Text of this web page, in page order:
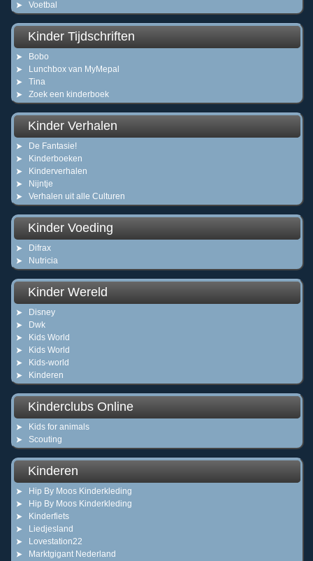
Voetbal
Kinder Tijdschriften
Bobo
Lunchbox van MyMepal
Tina
Zoek een kinderboek
Kinder Verhalen
De Fantasie!
Kinderboeken
Kinderverhalen
Nijntje
Verhalen uit alle Culturen
Kinder Voeding
Difrax
Nutricia
Kinder Wereld
Disney
Dwk
Kids World
Kids World
Kids-world
Kinderen
Kinderclubs Online
Kids for animals
Scouting
Kinderen
Hip By Moos Kinderkleding
Hip By Moos Kinderkleding
Kinderfiets
Liedjesland
Lovestation22
Marktgigant Nederland